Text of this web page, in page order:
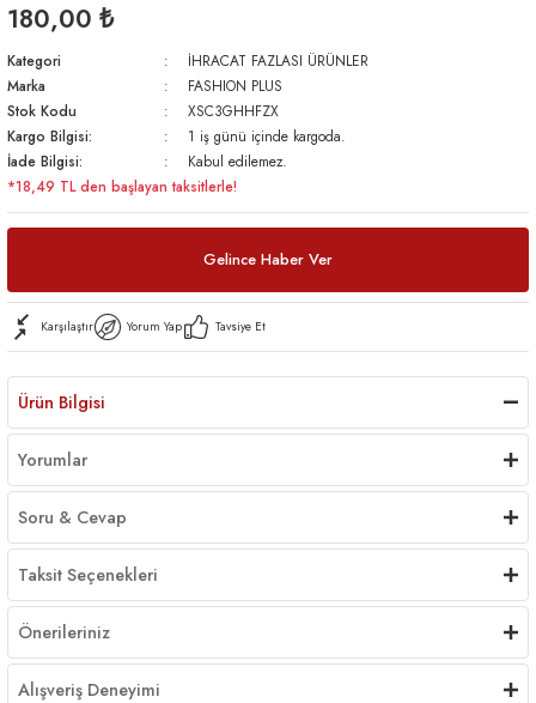
180,00 ₺
Kategori
İHRACAT FAZLASI ÜRÜNLER
Marka
FASHION PLUS
Stok Kodu
XSC3GHHFZX
Kargo Bilgisi:
1 iş günü içinde kargoda.
İade Bilgisi:
Kabul edilemez.
*18,49 TL den başlayan taksitlerle!
Gelince Haber Ver
Karşılaştır Yorum Yap Tavsiye Et
Ürün Bilgisi
Yorumlar
Soru & Cevap
Taksit Seçenekleri
Önerileriniz
Alışveriş Deneyimi